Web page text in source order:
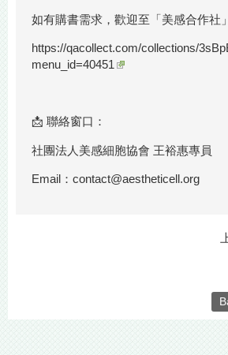
如有購書需求，歡迎至「美感合作社
https://qacollect.com/collections/
menu_id=40451
📩 聯絡窗口：
社團法人美感細胞協會 王裕惠專員
Email：contact@aestheticell.org